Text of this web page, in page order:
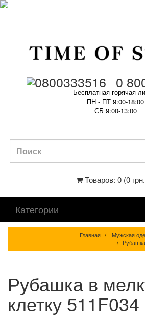
0
Бесплатная горячая
ПН - ПТ 9:00-18:00
СБ 9:00-13:00
Товаров: 0 (0
Категории
Главная Мужская
Рубашка в
клетку 511F034